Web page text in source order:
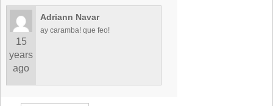
15
years
ago
Adriann Navar
ay caramba! que feo!